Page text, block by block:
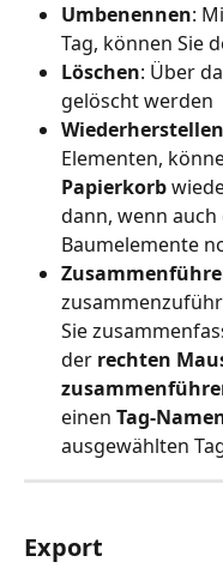
Umbenennen:
Tag, können Sie
Löschen: Über
gelöscht werden
Wiederherstellen
Elementen,
Papierkorb
dann, wenn
Baumelemente
Sie
der rechten
einen Tag-
ausgewählten
Export